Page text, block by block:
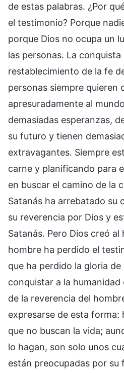
de estas palabras. ¿Por
el testimonio? Porque
porque Dios no ocupa un
las personas. La
restablecimiento de la fe
personas siempre quieren
apresuradamente al
demasiadas esperanzas,
su futuro y tienen
extravagantes. Siempre
carne y planificando para
en buscar el camino de la
Satanás ha arrebatado su
su reverencia por Dios y
Satanás. Pero Dios creó al
hombre ha perdido el
que ha perdido la gloria
conquistar a la humanidad
de la reverencia del
expresarse de esta forma:
que no buscan la vida;
lo hagan, son solo unos
están preocupadas por